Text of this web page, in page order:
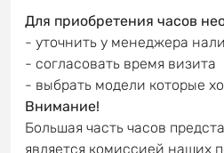
Для приобретения часов
- уточнить у менеджера
- согласовать время визита
- выбрать модели которые
Внимание!
Большая часть часов
является комиссией наших